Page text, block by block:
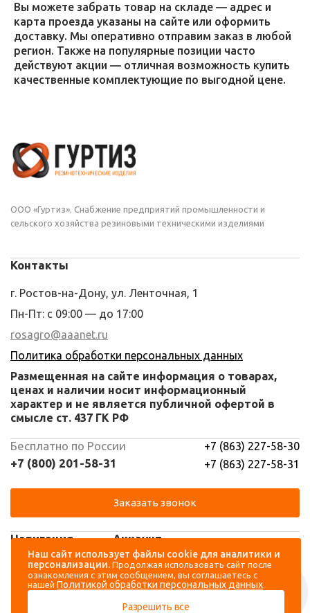
Вы можете забрать товар на складе — адрес и
карта проезда указаны на сайте или оформить
доставку. Мы оперативно отправим заказ в любой
регион. Также на популярные позиции часто
действуют акции — отличная возможность купить
качественные комплектующие по выгодной цене.
ООО «Гуртиз». Снабжение предприятий промышленности и
сельского хозяйства резиновыми техническими изделиями
Навигация
Каталог
О компании
Аккаунт
Вход
Регистрация
Контакты
г. Ростов-на-Дону, ул. Ленточная, 1
Пн-Пт: с 09:00 — до 17:00
rosagro@aaanet.ru
Политика обработки персональных данных
Размещенная на сайте информация о товарах,
ценах и наличии носит информационный
характер и не является публичной офертой в
смысле ст. 437 ГК РФ
Бесплатно по России
+7 (800) 201-58-31
+7 (863) 227-58-30
+7 (863) 227-58-31
Заказать звонок
Наш сайт использует файлы cookie для аналитики и
персонализации. Продолжая использовать сайт после
ознакомления с этим сообщением, вы соглашаетесь с
нашей Политикой обработки персональных данных.
Разрешить все